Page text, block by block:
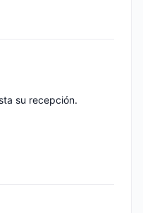
su recepción.